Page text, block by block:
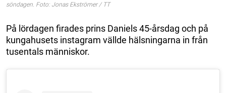
söndagen. Foto: Jonas Ekströmer / TT
På lördagen firades prins Daniels 45-årsdag och på
kungahusets instagram vällde hälsningarna in från
tusentals människor.